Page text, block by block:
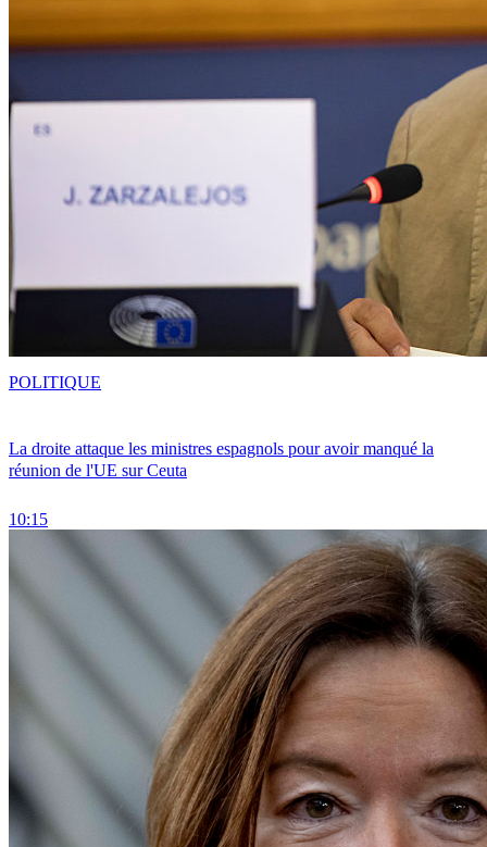
La droite attaque les ministres espagnols pour avoir manqué la
réunion de l'UE sur Ceuta
10:15
POLITIQUE